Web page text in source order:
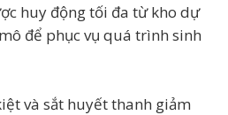
huy động tối đa từ kho dự
để phục vụ quá trình sinh
và sắt huyết thanh giảm